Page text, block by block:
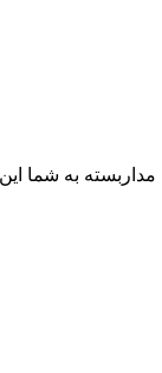
به شما